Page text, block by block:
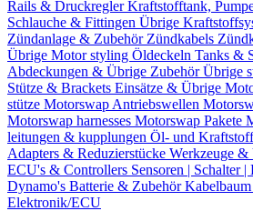
Rails & DruckreglerKraftstofftank,
Schlauche & Fittingen Übrige
Zündanlage & Zubehör Zündkabels
Übrige Motor styling Öldeckeln Tanks &
Abdeckungen & Übrige ZubehörÜbrige
Stütze & Brackets Einsätze & Übrige
stütze Motorswap Antriebswellen
Motorswap harnesses Motorswap Pakete
leitungen & kupplungen Öl- und
Adapters & Reduzierstücke Werkzeuge &
ECU's & Controllers Sensoren | Schalter |
Dynamo's Batterie & Zubehör
Elektronik/ECU